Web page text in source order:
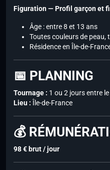
Figuration — Profil garçon et
Âge : entre 8 et 13 ans
Toutes couleurs de
Résidence en Île-de-
📅 PLANNING
Tournage : 1 ou 2 jours entre
Lieu : Île-de-France
💰
98 € brut / jour